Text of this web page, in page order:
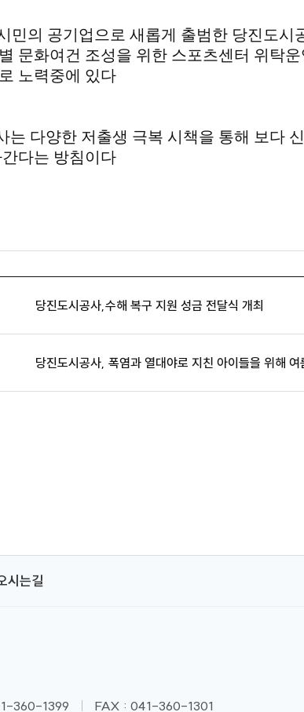
민의 공기업으로 새롭게 출범한 당진도시
문화여건 조성을 위한 스포츠센터 위탁
노력중에 있다
는 다양한 저출생 극복 시책을 통해 보다
다는 방침이다
당진도시공사,수해 복구 지원 성금 전달식 개최
당진도시공사, 폭염과 열대야로 지친 아이들을 위해
시는길
360-1399 FAX : 041-360-1301